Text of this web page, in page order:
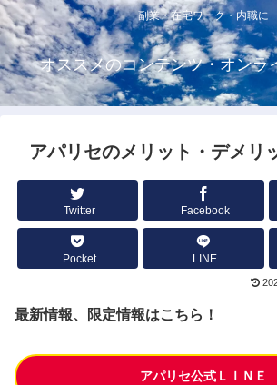
副業・在宅ワーク・内職に
オススメのコンテンツ・オンラ
アパリセのメリット・デメリ
Twitter Facebook
Pocket LINE
最新情報、限定情報はこちら！
アパリセ公式ＬＩＮＥ